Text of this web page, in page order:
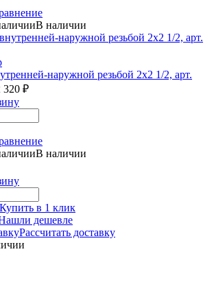
В наличии
наружной резьбой 2х2 1/2, арт.
320 ₽
В наличии
Купить в 1 клик
дешевле
Рассчитать доставку